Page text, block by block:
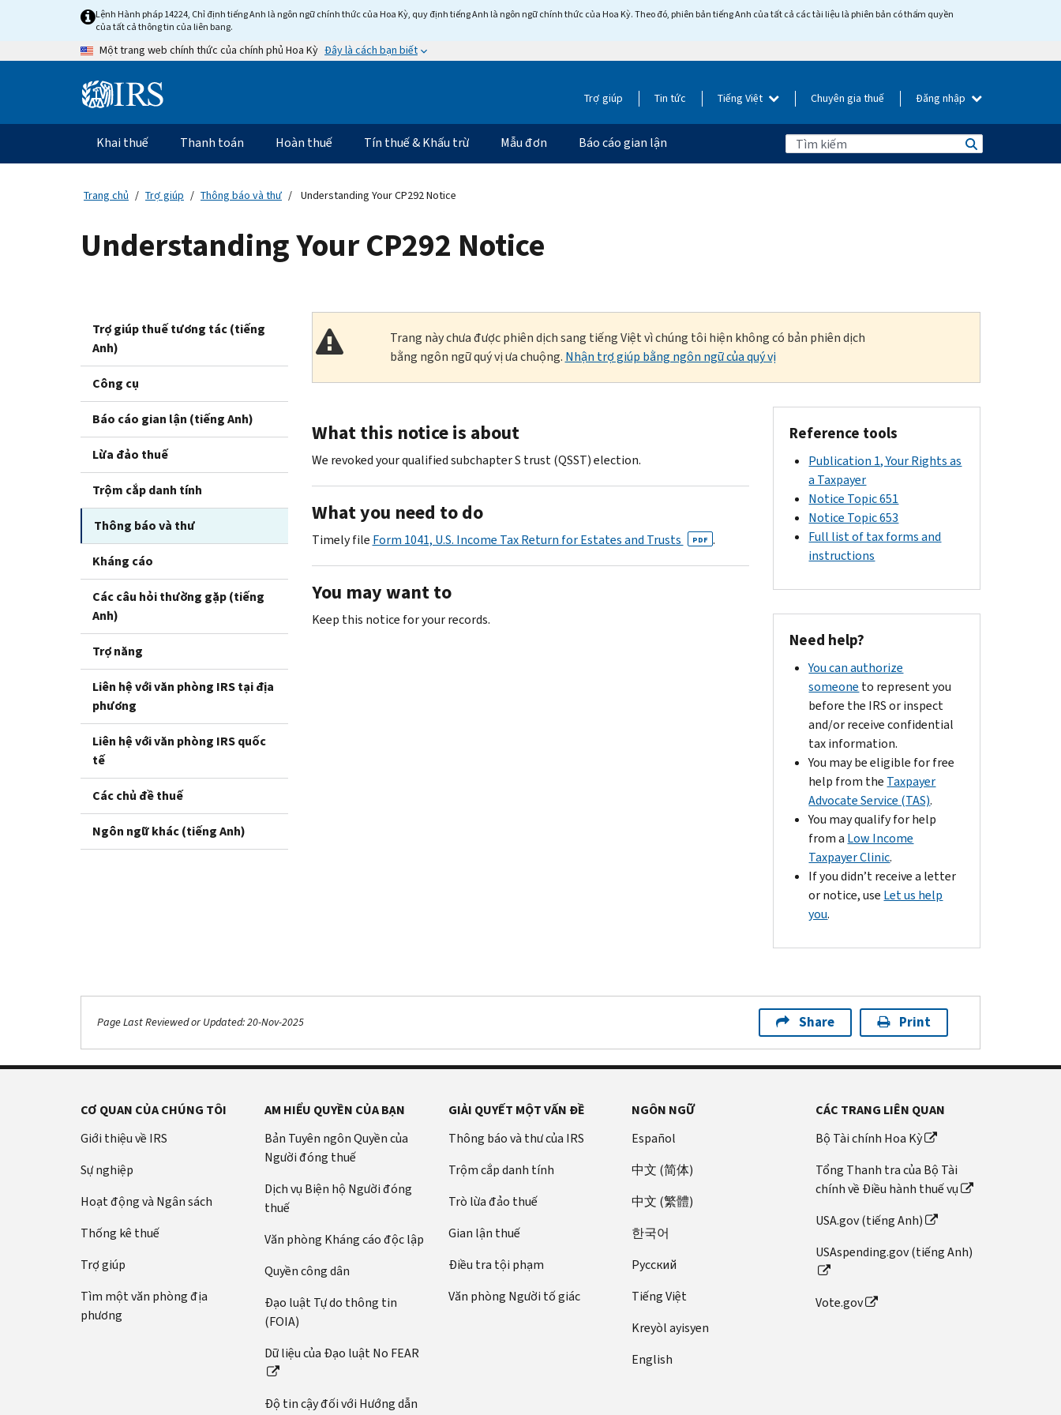
content
Lệnh Hành pháp 14224, Chỉ định tiếng Anh là ngôn ngữ chính thức của Hoa Kỳ, quy định tiếng Anh là ngôn ngữ chính thức của Hoa Kỳ. Theo đó, phiên bản tiếng Anh của tất cả các tài liệu là phiên bản có thẩm quyền
của tất cả thông tin của liên bang.
Một trang web chính thức của chính phủ Hoa Kỳ Đây là cách bạn biết
Information Trợ giúp Tin tức Tiếng Việt Chuyên gia thuế Đăng nhập
Điều
hướng
chính
Khai thuế Thanh toán Hoàn thuế Tín thuế & Khấu trừ Mẫu đơn Báo cáo gian lận
Trang chủ Trợ giúp Thông báo và thư Understanding Your CP292 Notice
Understanding Your CP292 Notice
Trợ giúp thuế tương tác (tiếng
Anh)
Công cụ
Báo cáo gian lận (tiếng Anh)
Lừa đảo thuế
Trộm cắp danh tính
Thông báo và thư
Kháng cáo
Các câu hỏi thường gặp (tiếng
Anh)
Trợ năng
Liên hệ với văn phòng IRS tại địa
phương
Liên hệ với văn phòng IRS quốc
tế
Các chủ đề thuế
Ngôn ngữ khác (tiếng Anh)
Trang này chưa được phiên dịch sang tiếng Việt vì chúng tôi hiện không có bản phiên dịch
bằng ngôn ngữ quý vị ưa chuộng. Nhận trợ giúp bằng ngôn ngữ của quý vị
What this notice is about
We revoked your qualified subchapter S trust (QSST) election.
What you need to do
Timely file Form 1041, U.S. Income Tax Return for Estates and Trusts PDF .
You may want to
Keep this notice for your records.
Reference tools
Publication 1, Your Rights as
a Taxpayer
Notice Topic 651
Notice Topic 653
Full list of tax forms and
instructions
Need help?
You can authorize
someone to represent you
before the IRS or inspect
and/or receive confidential
tax information.
You may be eligible for free
help from the Taxpayer
Advocate Service (TAS).
You may qualify for help
from a Low Income
Taxpayer Clinic.
If you didn’t receive a letter
or notice, use Let us help
you.
Page Last Reviewed or Updated: 20-Nov-2025 Share Print
CƠ QUAN CỦA CHÚNG TÔI
Giới thiệu về IRS
Sự nghiệp
Hoạt động và Ngân sách
Thống kê thuế
Trợ giúp
Tìm một văn phòng địa
phương
AM HIỂU QUYỀN CỦA BẠN
Bản Tuyên ngôn Quyền của
Người đóng thuế
Dịch vụ Biện hộ Người đóng
thuế
Văn phòng Kháng cáo độc lập
Quyền công dân
Đạo luật Tự do thông tin
(FOIA)
Dữ liệu của Đạo luật No FEAR
Độ tin cậy đối với Hướng dẫn
GIẢI QUYẾT MỘT VẤN ĐỀ
Thông báo và thư của IRS
Trộm cắp danh tính
Trò lừa đảo thuế
Gian lận thuế
Điều tra tội phạm
Văn phòng Người tố giác
NGÔN NGỮ
Español
中文 (简体)
中文 (繁體)
한국어
Pусский
Tiếng Việt
Kreyòl ayisyen
English
CÁC TRANG LIÊN QUAN
Bộ Tài chính Hoa Kỳ
Tổng Thanh tra của Bộ Tài
chính về Điều hành thuế vụ
USA.gov (tiếng Anh)
USAspending.gov (tiếng Anh)
Vote.gov